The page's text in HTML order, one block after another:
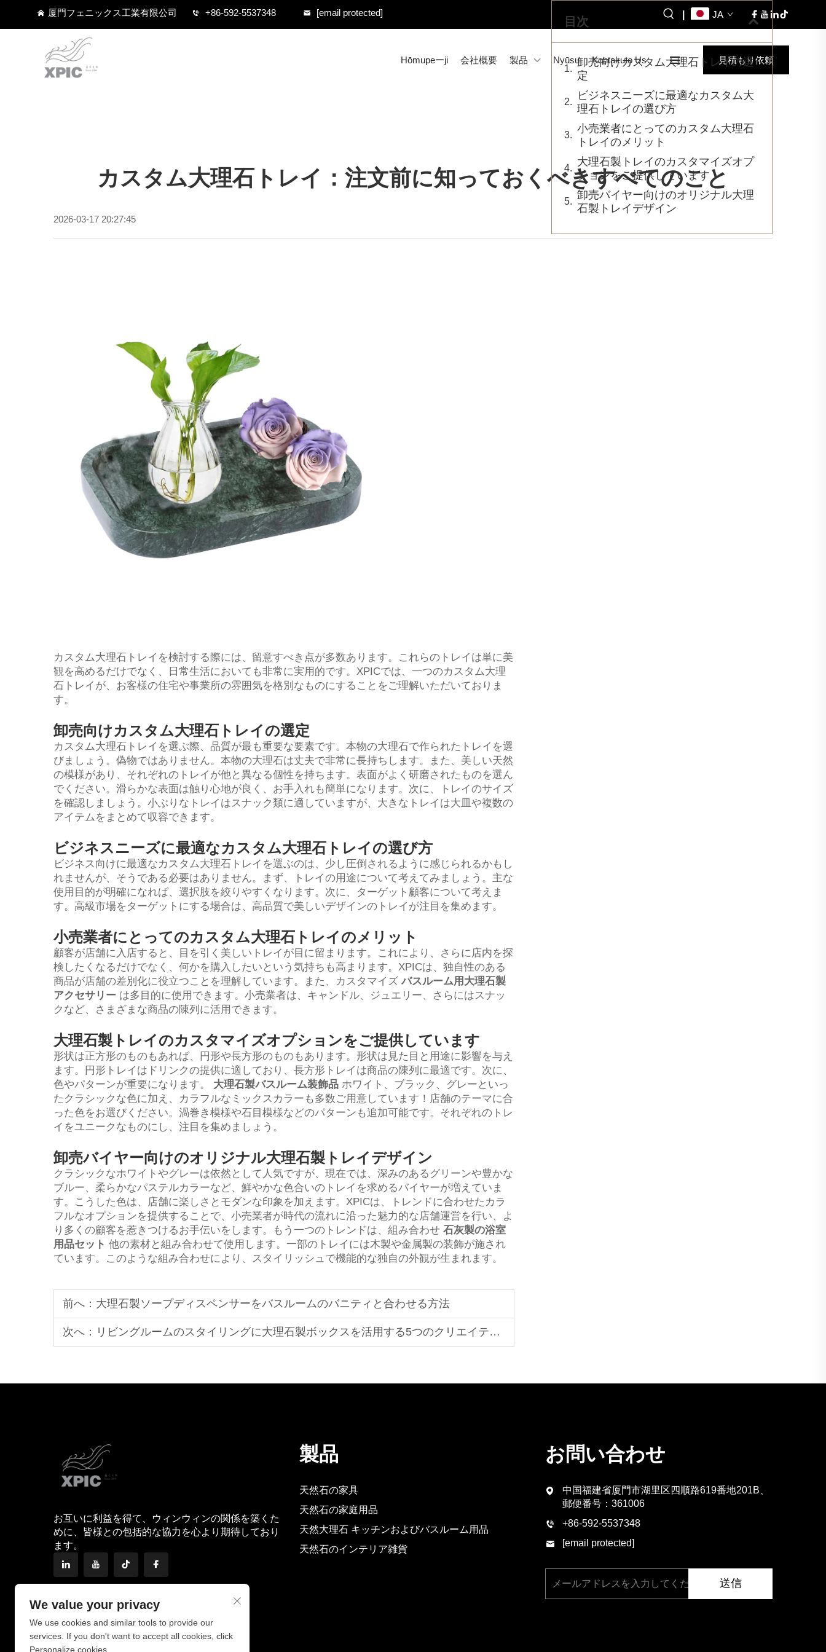
厦門フェニックス工業有限公司 +86-592-5537348 [email protected] JA
Hōmupeーji 会社概要 製品 Nyūsu Kontakuto Us 見積もり依頼
カスタム大理石トレイ：注文前に知っておくべきすべてのこと
2026-03-17 20:27:45
カスタム大理石トレイを検討する際には、留意すべき点が多数あります。これらのトレイは単に美
観を高めるだけでなく、日常生活においても非常に実用的です。XPICでは、一つのカスタム大理
石トレイが、お客様の住宅や事業所の雰囲気を格別なものにすることをご理解いただいておりま
す。
卸売向けカスタム大理石トレイの選定
カスタム大理石トレイを選ぶ際、品質が最も重要な要素です。本物の大理石で作られたトレイを選
びましょう。偽物ではありません。本物の大理石は丈夫で非常に長持ちします。また、美しい天然
の模様があり、それぞれのトレイが他と異なる個性を持ちます。表面がよく研磨されたものを選ん
でください。滑らかな表面は触り心地が良く、お手入れも簡単になります。次に、トレイのサイズ
を確認しましょう。小ぶりなトレイはスナック類に適していますが、大きなトレイは大皿や複数の
アイテムをまとめて収容できます。
ビジネスニーズに最適なカスタム大理石トレイの選び方
ビジネス向けに最適なカスタム大理石トレイを選ぶのは、少し圧倒されるように感じられるかもし
れませんが、そうである必要はありません。まず、トレイの用途について考えてみましょう。主な
使用目的が明確になれば、選択肢を絞りやすくなります。次に、ターゲット顧客について考えま
す。高級市場をターゲットにする場合は、高品質で美しいデザインのトレイが注目を集めます。
小売業者にとってのカスタム大理石トレイのメリット
顧客が店舗に入店すると、目を引く美しいトレイが目に留まります。これにより、さらに店内を探
検したくなるだけでなく、何かを購入したいという気持ちも高まります。XPICは、独自性のある
商品が店舗の差別化に役立つことを理解しています。また、カスタマイズ バスルーム用大理石製
アクセサリー は多目的に使用できます。小売業者は、キャンドル、ジュエリー、さらにはスナッ
クなど、さまざまな商品の陳列に活用できます。
大理石製トレイのカスタマイズオプションをご提供しています
形状は正方形のものもあれば、円形や長方形のものもあります。形状は見た目と用途に影響を与え
ます。円形トレイはドリンクの提供に適しており、長方形トレイは商品の陳列に最適です。次に、
色やパターンが重要になります。 大理石製バスルーム装飾品 ホワイト、ブラック、グレーといっ
たクラシックな色に加え、カラフルなミックスカラーも多数ご用意しています！店舗のテーマに合
った色をお選びください。渦巻き模様や石目模様などのパターンも追加可能です。それぞれのトレ
イをユニークなものにし、注目を集めましょう。
卸売バイヤー向けのオリジナル大理石製トレイデザイン
クラシックなホワイトやグレーは依然として人気ですが、現在では、深みのあるグリーンや豊かな
ブルー、柔らかなパステルカラーなど、鮮やかな色合いのトレイを求めるバイヤーが増えていま
す。こうした色は、店舗に楽しさとモダンな印象を加えます。XPICは、トレンドに合わせたカラ
フルなオプションを提供することで、小売業者が時代の流れに沿った魅力的な店舗運営を行い、よ
り多くの顧客を惹きつけるお手伝いをします。もう一つのトレンドは、組み合わせ 石灰製の浴室
用品セット 他の素材と組み合わせて使用します。一部のトレイには木製や金属製の装飾が施され
ています。このような組み合わせにより、スタイリッシュで機能的な独自の外観が生まれます。
前へ： 大理石製ソープディスペンサーをバスルームのバニティと合わせる方法
次へ： リビングルームのスタイリングに大理石製ボックスを活用する5つのクリエイティブな方法
目次
卸売向けカスタム大理石トレイの選
定
ビジネスニーズに最適なカスタム大
理石トレイの選び方
小売業者にとってのカスタム大理石
トレイのメリット
大理石製トレイのカスタマイズオプ
ションをご提供しています
卸売バイヤー向けのオリジナル大理
石製トレイデザイン
お互いに利益を得て、ウィンウィンの関係を築くた
めに、皆様との包括的な協力を心より期待しており
ます。
製品
天然石の家具
天然石の家庭用品
天然大理石 キッチンおよびバスルーム用品
天然石のインテリア雑貨
お問い合わせ
中国福建省厦門市湖里区四順路619番地201B、
郵便番号：361006
+86-592-5537348
[email protected]
送信
We value your privacy
We use cookies and similar tools to provide our
services. If you don't want to accept all cookies, click
Personalize cookies.